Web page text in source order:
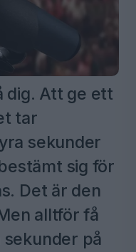
dig. Att ge ett
tar
sekunder
sig för
Det är den
alltför få
på